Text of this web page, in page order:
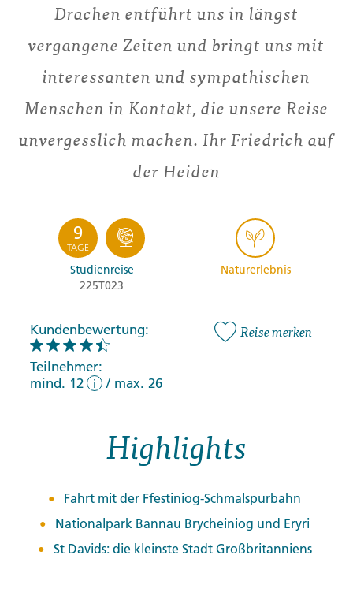
Drachen entführt uns in längst
vergangene Zeiten und bringt uns mit
interessanten und sympathischen
Menschen in Kontakt, die unsere Reise
unvergesslich machen. Ihr Friedrich auf
der Heiden
9
TAGE
Studienreise
225T023
Naturerlebnis
Kundenbewertung:
Teilnehmer:
mind. 12
i / max. 26
Reise merken
Highlights
Fahrt mit der Ffestiniog-Schmalspurbahn
Nationalpark Bannau Brycheiniog und Eryri
St Davids: die kleinste Stadt Großbritanniens